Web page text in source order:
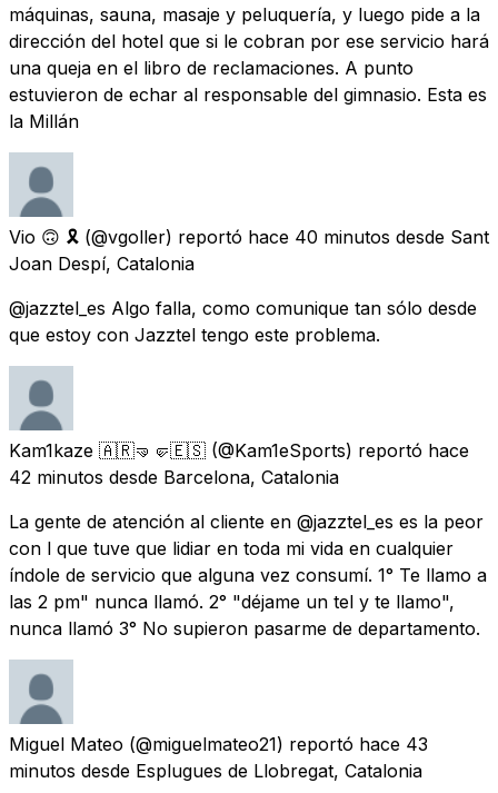
máquinas, sauna, masaje y peluquería, y luego pide a la
dirección del hotel que si le cobran por ese servicio hará
una queja en el libro de reclamaciones. A punto
estuvieron de echar al responsable del gimnasio. Esta es
la Millán
Vio 🙃 🎗 (@vgoller) reportó hace 40 minutos desde Sant
Joan Despí, Catalonia
@jazztel_es Algo falla, como comunique tan sólo desde
que estoy con Jazztel tengo este problema.
Kam1kaze 🇦🇷🤜🤛🇪🇸 (@Kam1eSports) reportó hace
42 minutos desde Barcelona, Catalonia
La gente de atención al cliente en @jazztel_es es la peor
con l que tuve que lidiar en toda mi vida en cualquier
índole de servicio que alguna vez consumí. 1° Te llamo a
las 2 pm" nunca llamó. 2° "déjame un tel y te llamo",
nunca llamó 3° No supieron pasarme de departamento.
Miguel Mateo (@miguelmateo21) reportó hace 43
minutos desde Esplugues de Llobregat, Catalonia